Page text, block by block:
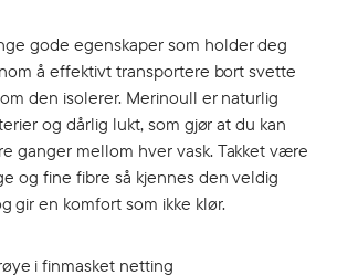
gode egenskaper som holder deg
å effektivt transportere bort svette
den isolerer. Merinoull er naturlig
og dårlig lukt, som gjør at du kan
ganger mellom hver vask. Takket være
og fine fibre så kjennes den veldig
gir en komfort som ikke klør.
i finmasket netting